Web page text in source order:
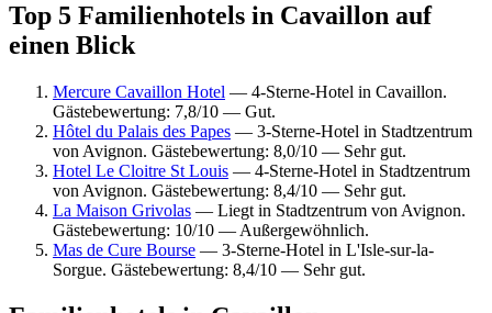
Top 5 Familienhotels in Cavaillon auf
einen Blick
Mercure Cavaillon Hotel — 4-Sterne-Hotel in Cavaillon.
Gästebewertung: 7,8/10 — Gut.
Hôtel du Palais des Papes — 3-Sterne-Hotel in Stadtzentrum
von Avignon. Gästebewertung: 8,0/10 — Sehr gut.
Hotel Le Cloitre St Louis — 4-Sterne-Hotel in Stadtzentrum
von Avignon. Gästebewertung: 8,4/10 — Sehr gut.
La Maison Grivolas — Liegt in Stadtzentrum von Avignon.
Gästebewertung: 10/10 — Außergewöhnlich.
Mas de Cure Bourse — 3-Sterne-Hotel in L'Isle-sur-la-
Sorgue. Gästebewertung: 8,4/10 — Sehr gut.